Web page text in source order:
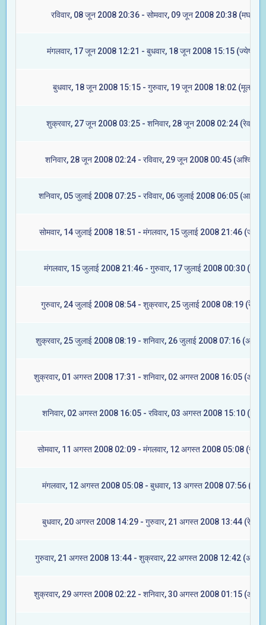
रविवार, 08 जून 2008 20:36 - सोमवार, 09 जून 2008 20:38 (मघा)
मंगलवार, 17 जून 2008 12:21 - बुधवार, 18 जून 2008 15:15 (ज्येष्टा)
बुधवार, 18 जून 2008 15:15 - गुरुवार, 19 जून 2008 18:02 (मूल)
शुक्रवार, 27 जून 2008 03:25 - शनिवार, 28 जून 2008 02:24 (रेवती)
शनिवार, 28 जून 2008 02:24 - रविवार, 29 जून 2008 00:45 (अश्विनी)
शनिवार, 05 जुलाई 2008 07:25 - रविवार, 06 जुलाई 2008 06:05
सोमवार, 14 जुलाई 2008 18:51 - मंगलवार, 15 जुलाई 2008 21:46
मंगलवार, 15 जुलाई 2008 21:46 - गुरुवार, 17 जुलाई 2008 00:30 (मूल)
गुरुवार, 24 जुलाई 2008 08:54 - शुक्रवार, 25 जुलाई 2008 08:19 (रेवती)
शुक्रवार, 25 जुलाई 2008 08:19 - शनिवार, 26 जुलाई 2008 07:16
शुक्रवार, 01 अगस्त 2008 17:31 - शनिवार, 02 अगस्त 2008 16:05
शनिवार, 02 अगस्त 2008 16:05 - रविवार, 03 अगस्त 2008 15:10 (मघा)
सोमवार, 11 अगस्त 2008 02:09 - मंगलवार, 12 अगस्त 2008 05:08
मंगलवार, 12 अगस्त 2008 05:08 - बुधवार, 13 अगस्त 2008 07:56 (मूल)
बुधवार, 20 अगस्त 2008 14:29 - गुरुवार, 21 अगस्त 2008 13:44 (रेवती)
गुरुवार, 21 अगस्त 2008 13:44 - शुक्रवार, 22 अगस्त 2008 12:42
शुक्रवार, 29 अगस्त 2008 02:22 - शनिवार, 30 अगस्त 2008 01:15